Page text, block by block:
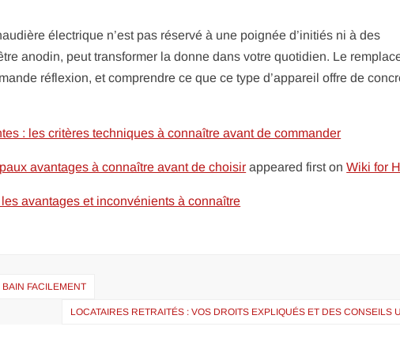
électrique n’est pas réservé à une poignée d’initiés ni à des
anodin, peut transformer la donne dans votre quotidien. Le
réflexion, et comprendre ce que ce type d’appareil offre de
: les critères techniques à connaître avant de commander
avantages à connaître avant de choisir appeared first onWiki for
avantages et inconvénients à connaître
FACILEMENT
LOCATAIRES RETRAITÉS : VOS DROITS EXPLIQUÉS ET DES CONSEILS